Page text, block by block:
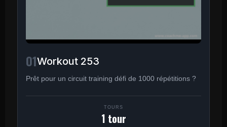
01Workout 253
Prêt pour un circuit training défi de 1000 répétitions ?
TOURS
1 tour